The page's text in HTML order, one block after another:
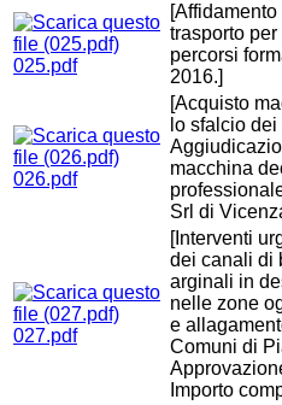
025.pdf
trasporto
percorsi
2016.]
026.pdf
[Acquisto
lo sfalcio
macchina
Srl di
027.pdf
[Interventi
dei canali di
arginali in
nelle zone
e
Comuni di
Importo